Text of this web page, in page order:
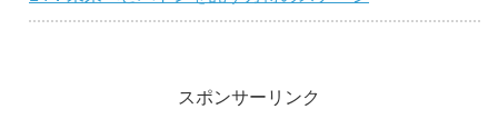
スポンサーリンク